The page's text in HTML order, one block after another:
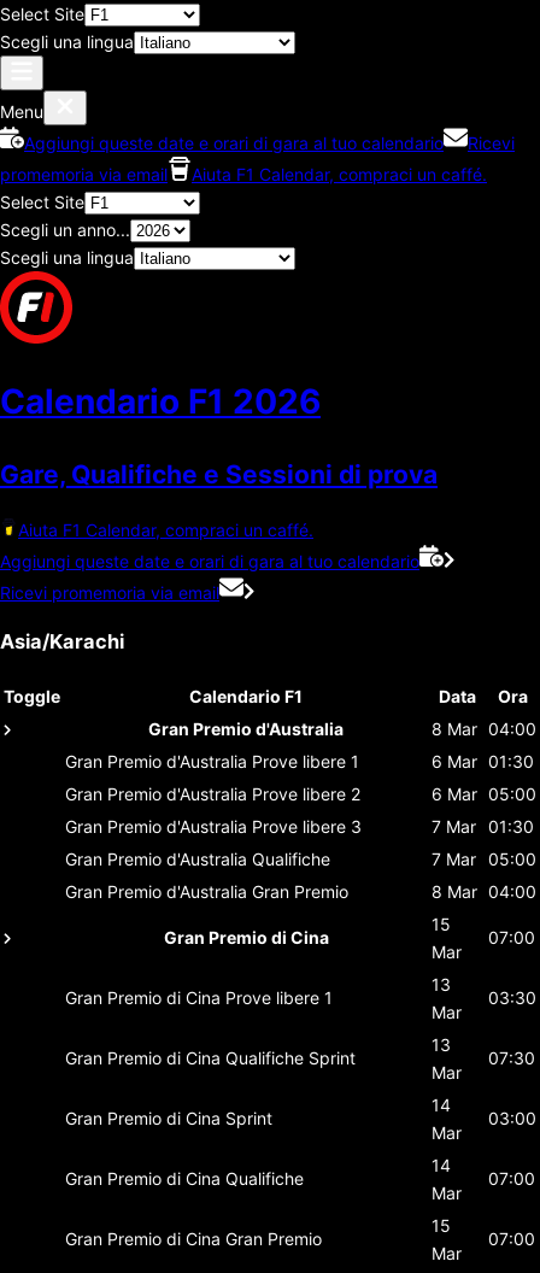
Select Site
Scegli una lingua
Menu
Aggiungi queste date e orari di gara al tuo calendario
Ricevi
promemoria via email
Aiuta F1 Calendar, compraci un caffé.
Select Site
Scegli un anno...
Scegli una lingua
Calendario F1 2026
Gare, Qualifiche e Sessioni di prova
Aiuta F1 Calendar, compraci un caffé.
Aggiungi queste date e orari di gara al tuo calendario
Ricevi promemoria via email
Asia/Karachi
Toggle Calendario F1 Data
Ora
Gran Premio d'Australia
8 Mar 04:00
Gran Premio d'Australia Prove libere 1 6 Mar 01:30
Gran Premio d'Australia Prove libere 2 6 Mar 05:00
Gran Premio d'Australia Prove libere 3 7 Mar 01:30
Gran Premio d'Australia Qualifiche 7 Mar 05:00
Gran Premio d'Australia Gran Premio 8 Mar 04:00
Gran Premio di Cina
15
Mar
07:00
Gran Premio di Cina Prove libere 1
13
Mar
03:30
Gran Premio di Cina Qualifiche Sprint
13
Mar
07:30
Gran Premio di Cina Sprint
14
Mar
03:00
Gran Premio di Cina Qualifiche
14
Mar
07:00
Gran Premio di Cina Gran Premio
15
Mar
07:00